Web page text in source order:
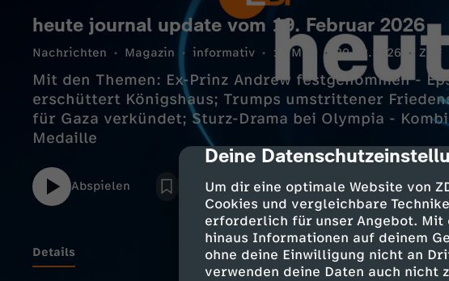
cmp-dialog-description
Deine
Um dir eine optimale Website von
Cookies und vergleichbare
erforderlich für unser Angebot. Mit
hinaus Informationen auf deinem
ohne deine Einwilligung nicht an
verwenden deine Daten auch nicht
heute journal update vom 19. Februar 2026
Nachrichten Magazin informativ 17 Min. 20.02.2026 ZDF
Mit den Themen: Ex-Prinz Andrew festgenommen -
erschüttert Königshaus; Trumps umstrittener
für Gaza verkündet; Sturz-Drama bei Olympia -
Medaille
Abspielen
Details